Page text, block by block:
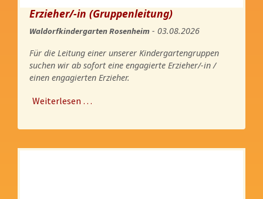
Erzieher/-in (Gruppenleitung)
Waldorfkindergarten Rosenheim - 03.08.2026
Für die Leitung einer unserer Kindergartengruppen
suchen wir ab sofort eine engagierte Erzieher/-in /
einen engagierten Erzieher.
Weiterlesen …